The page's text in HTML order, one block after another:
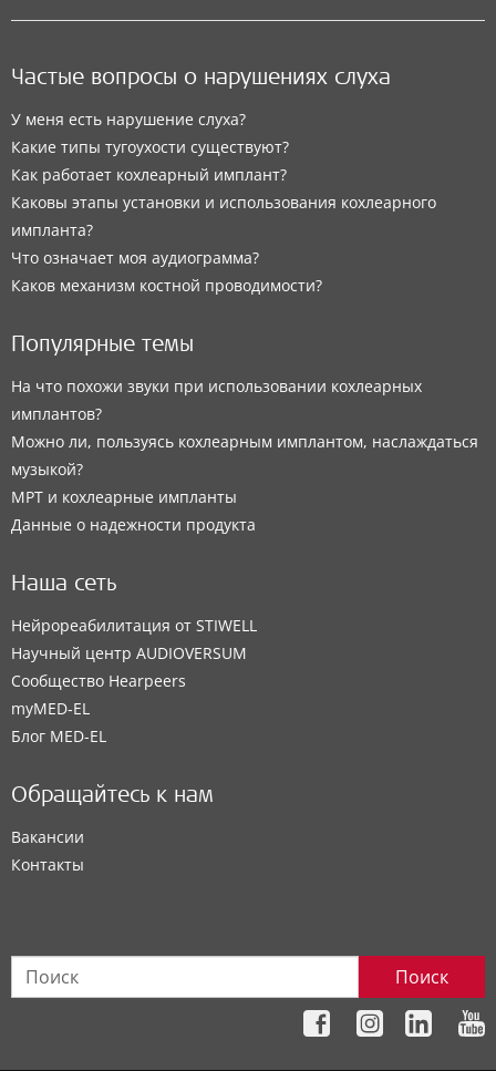
Частые вопросы о нарушениях слуха
У меня есть нарушение слуха?
Какие типы тугоухости существуют?
Как работает кохлеарный имплант?
Каковы этапы установки и использования кохлеарного
импланта?
Что означает моя аудиограмма?
Каков механизм костной проводимости?
Популярные темы
На что похожи звуки при использовании кохлеарных
имплантов?
Можно ли, пользуясь кохлеарным имплантом, наслаждаться
музыкой?
МРТ и кохлеарные импланты
Данные о надежности продукта
Наша сеть
Нейрореабилитация от STIWELL
Научный центр AUDIOVERSUM
Сообщество Hearpeers
myMED‑EL
Блог MED-EL
Обращайтесь к нам
Вакансии
Контакты
Поиск